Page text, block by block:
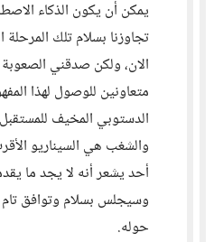
يمكن أن يكون الذكاء
تجاوزنا بسلام تلك المرحلة
الان، ولكن صدقني
متعاونين للوصول لهذا
الدستوبي المخيف
والشغب هي السيناريو
أحد يشعر أنه لا يجد ما
وسيجلس بسلام وتوافق
حوله.